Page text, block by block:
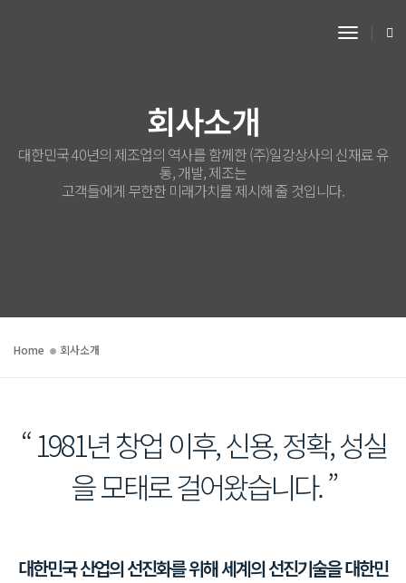
Toggle
회사소개
대한민국 40년의 제조업의 역사를 함께한 (주)일강상사의 신재료 유
통, 개발, 제조는
고객들에게 무한한 미래가치를 제시해 줄 것입니다.
Home 회사소개
“ 1981년 창업 이후, 신용, 정확, 성실
을 모태로 걸어왔습니다. ”
대한민국 산업의 선진화를 위해 세계의 선진기술을 대한민